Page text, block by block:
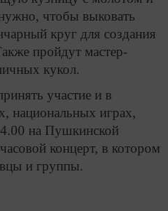
чтобы выковать
круг для создания
пройдут мастер-
кукол.
участие и в
национальных играх,
на Пушкинской
концерт, в котором
и группы.